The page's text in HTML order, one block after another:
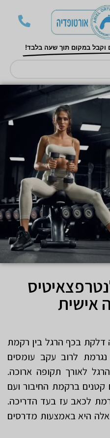
וקבל במקום תוך שעה בלבד!
אישית
דלקת בכף הרגל בין רקמת
לרוב עקב עומסים
לאורך תקופה ארוכה.
קטנים ברקמת החיבור ועם
לכאב עז בעד הדריכה.
היא באמצעות מדרסים